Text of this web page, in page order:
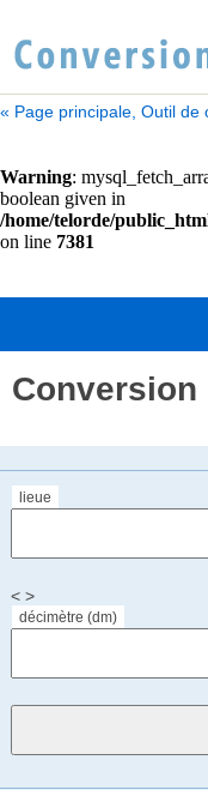
« Page principale, Outil de
Conversion
lieue
< >
décimètre (dm)